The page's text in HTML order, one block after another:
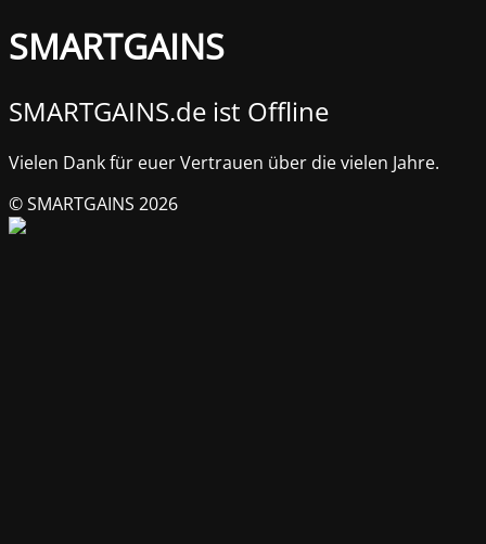
SMARTGAINS
SMARTGAINS.de ist Offline
Vielen Dank für euer Vertrauen über die vielen Jahre.
© SMARTGAINS 2026